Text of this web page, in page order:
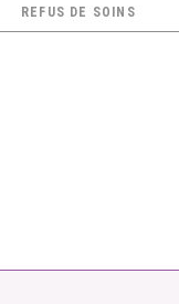
REFUS DE SOINS